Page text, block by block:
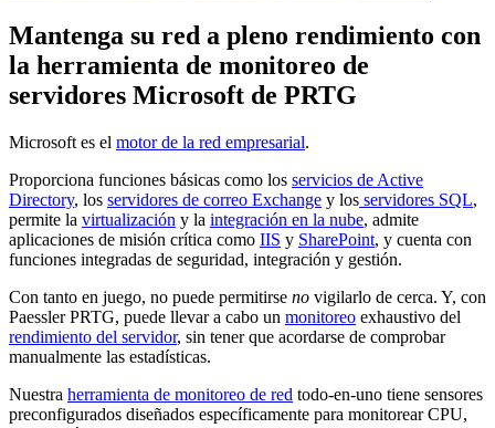
Mantenga su red a pleno rendimiento con
la herramienta de monitoreo de
servidores Microsoft de PRTG
Microsoft es el motor de la red empresarial.
Proporciona funciones básicas como los servicios de Active
Directory, los servidores de correo Exchange y los servidores SQL,
permite la virtualización y la integración en la nube, admite
aplicaciones de misión crítica como IIS y SharePoint, y cuenta con
funciones integradas de seguridad, integración y gestión.
Con tanto en juego, no puede permitirse no vigilarlo de cerca. Y, con
Paessler PRTG, puede llevar a cabo un monitoreo exhaustivo del
rendimiento del servidor, sin tener que acordarse de comprobar
manualmente las estadísticas.
Nuestra herramienta de monitoreo de red todo-en-uno tiene sensores
preconfigurados diseñados específicamente para monitorear CPU,